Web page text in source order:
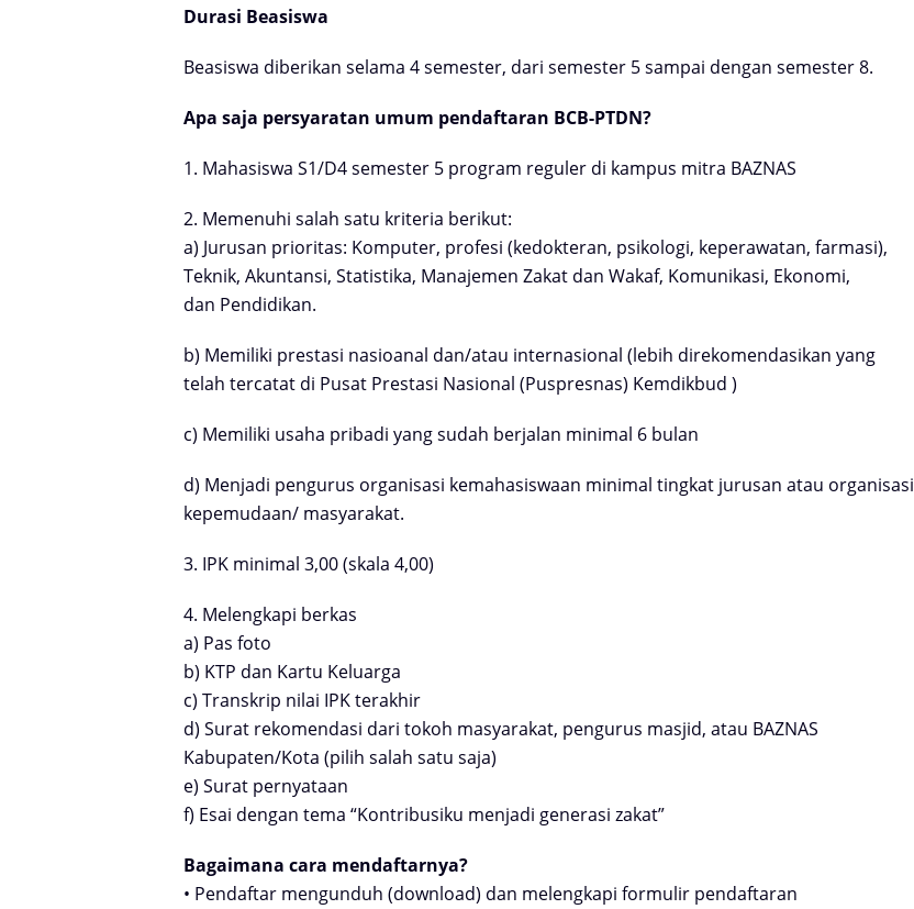
Durasi Beasiswa
Beasiswa diberikan selama 4 semester, dari semester 5 sampai dengan semester 8.
Apa saja persyaratan umum pendaftaran BCB-PTDN?
1. Mahasiswa S1/D4 semester 5 program reguler di kampus mitra BAZNAS
2. Memenuhi salah satu kriteria berikut:
a) Jurusan prioritas: Komputer, profesi (kedokteran, psikologi, keperawatan, farmasi),
Teknik, Akuntansi, Statistika, Manajemen Zakat dan Wakaf, Komunikasi, Ekonomi,
dan Pendidikan.
b) Memiliki prestasi nasioanal dan/atau internasional (lebih direkomendasikan yang
telah tercatat di Pusat Prestasi Nasional (Puspresnas) Kemdikbud )
c) Memiliki usaha pribadi yang sudah berjalan minimal 6 bulan
d) Menjadi pengurus organisasi kemahasiswaan minimal tingkat jurusan atau organisasi
kepemudaan/ masyarakat.
3. IPK minimal 3,00 (skala 4,00)
4. Melengkapi berkas
a) Pas foto
b) KTP dan Kartu Keluarga
c) Transkrip nilai IPK terakhir
d) Surat rekomendasi dari tokoh masyarakat, pengurus masjid, atau BAZNAS
Kabupaten/Kota (pilih salah satu saja)
e) Surat pernyataan
f) Esai dengan tema “Kontribusiku menjadi generasi zakat”
Bagaimana cara mendaftarnya?
• Pendaftar mengunduh (download) dan melengkapi formulir pendaftaran